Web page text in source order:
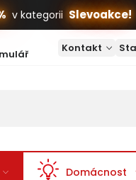
v kategorii Slevoakce!
Kontakt
Domácnost